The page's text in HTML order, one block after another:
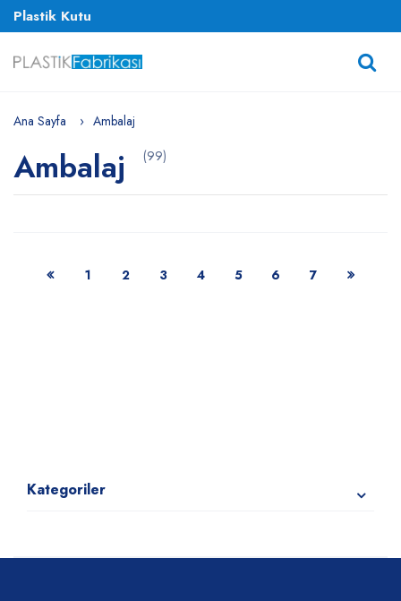
Plastik Kutu
Ana Sayfa Ambalaj
Ambalaj (99)
1 2 3 4 5 6 7
Kategoriler